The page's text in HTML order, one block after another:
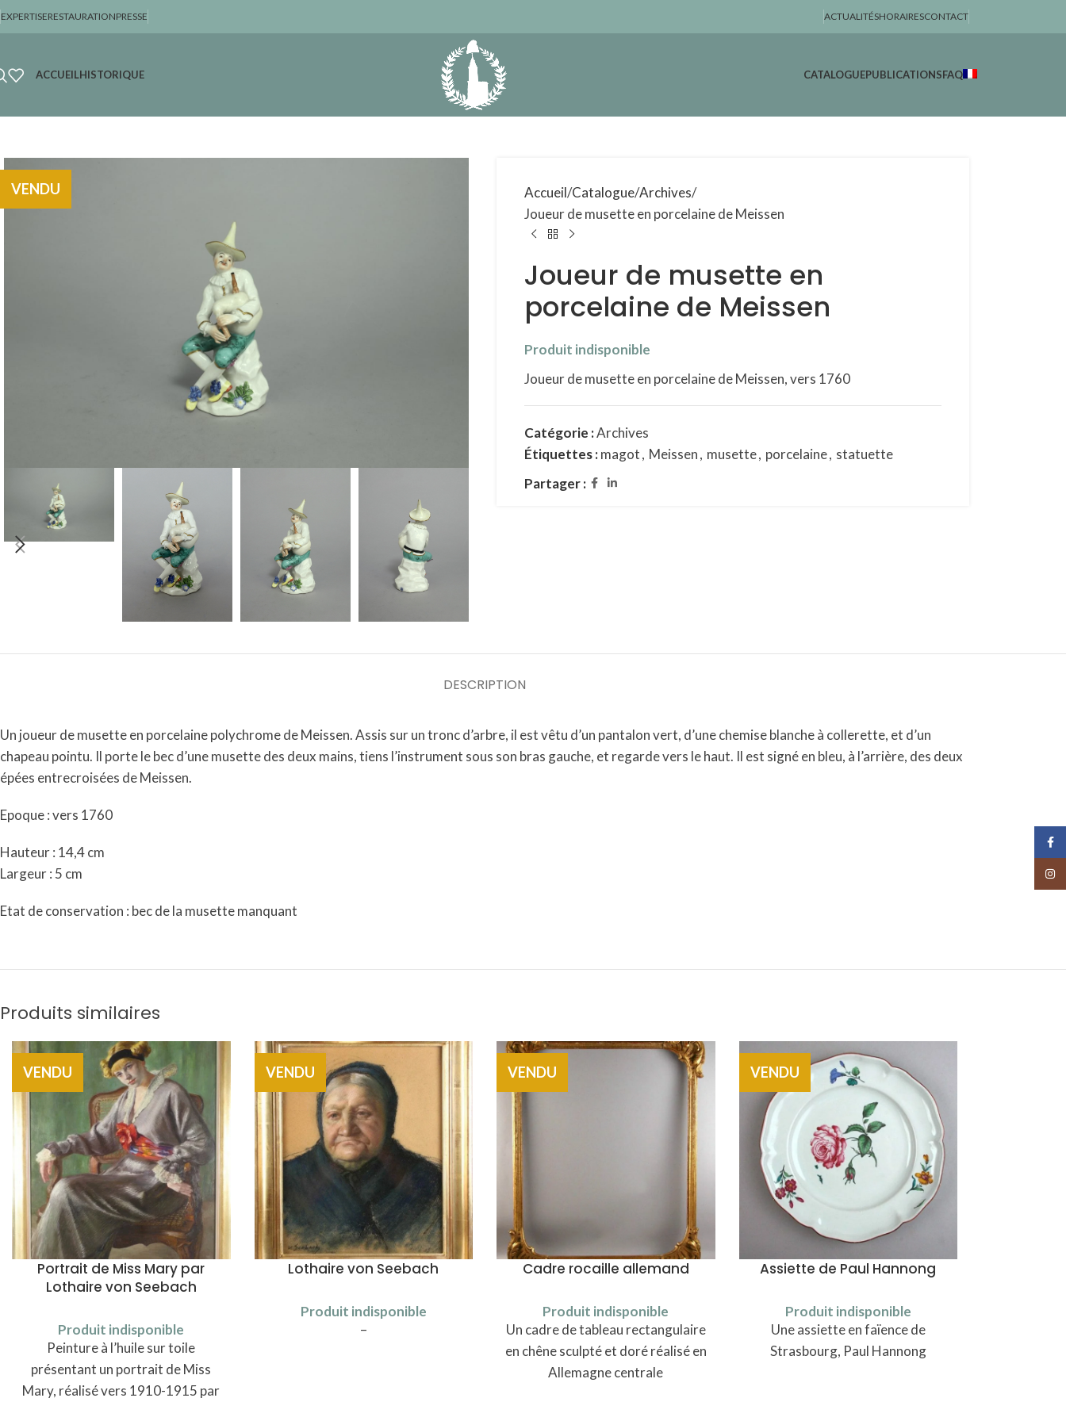
EXPERTISERESTAURATIONPRESSE ACTUALITÉSHORAIRESCONTACT
ACCUEILHISTORIQUE CATALOGUEPUBLICATIONSFAQ
VENDU Accueil Catalogue Archives
Joueur de musette en porcelaine de Meissen
Joueur de musette en
porcelaine de Meissen
Produit indisponible
Joueur de musette en porcelaine de Meissen, vers 1760
Catégorie :Archives
Étiquettes :magot, Meissen, musette, porcelaine, statuette
Partager :
DESCRIPTION
Un joueur de musette en porcelaine polychrome de Meissen. Assis sur un tronc d’arbre, il est vêtu d’un pantalon vert, d’une chemise blanche à collerette, et d’un
chapeau pointu. Il porte le bec d’une musette des deux mains, tiens l’instrument sous son bras gauche, et regarde vers le haut. Il est signé en bleu, à l’arrière, des deux
épées entrecroisées de Meissen.
Epoque : vers 1760
Hauteur : 14,4 cm
Largeur : 5 cm
Etat de conservation : bec de la musette manquant
Produits similaires
VENDU
Portrait de Miss Mary par
Lothaire von Seebach
Produit indisponible
Peinture à l’huile sur toile
présentant un portrait de Miss
Mary, réalisé vers 1910-1915 par
VENDU
Lothaire von Seebach
Produit indisponible
–
VENDU
Cadre rocaille allemand
Produit indisponible
Un cadre de tableau rectangulaire
en chêne sculpté et doré réalisé en
Allemagne centrale
VENDU
Assiette de Paul Hannong
Produit indisponible
Une assiette en faïence de
Strasbourg, Paul Hannong